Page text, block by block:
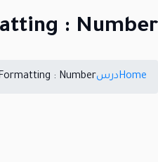
: Number
Homeدرس: Number